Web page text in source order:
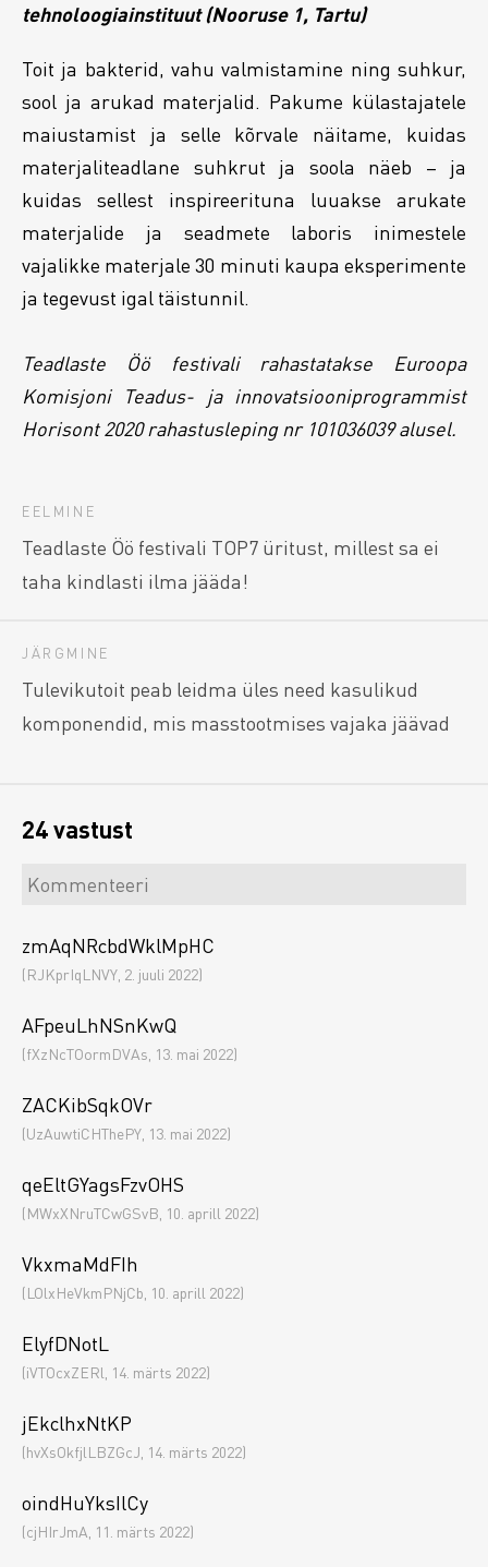
tehnoloogiainstituut (Nooruse 1, Tartu)
Toit ja bakterid, vahu valmistamine ning suhkur,
sool ja arukad materjalid. Pakume külastajatele
maiustamist ja selle kõrvale näitame, kuidas
materjaliteadlane suhkrut ja soola näeb – ja
kuidas sellest inspireerituna luuakse arukate
materjalide ja seadmete laboris inimestele
vajalikke materjale 30 minuti kaupa eksperimente
ja tegevust igal täistunnil.
Teadlaste Öö festivali rahastatakse Euroopa
Komisjoni Teadus- ja innovatsiooniprogrammist
Horisont 2020 rahastusleping nr 101036039 alusel.
EELMINE
Teadlaste Öö festivali TOP7 üritust, millest sa ei
taha kindlasti ilma jääda!
JÄRGMINE
Tulevikutoit peab leidma üles need kasulikud
komponendid, mis masstootmises vajaka jäävad
24 vastust
zmAqNRcbdWklMpHC
(RJKprIqLNVY, 2. juuli 2022)
AFpeuLhNSnKwQ
(fXzNcTOormDVAs, 13. mai 2022)
ZACKibSqkOVr
(UzAuwtiCHThePY, 13. mai 2022)
qeEltGYagsFzvOHS
(MWxXNruTCwGSvB, 10. aprill 2022)
VkxmaMdFIh
(LOlxHeVkmPNjCb, 10. aprill 2022)
ElyfDNotL
(iVTOcxZERl, 14. märts 2022)
jEkclhxNtKP
(hvXsOkfjlLBZGcJ, 14. märts 2022)
oindHuYksIlCy
(cjHIrJmA, 11. märts 2022)